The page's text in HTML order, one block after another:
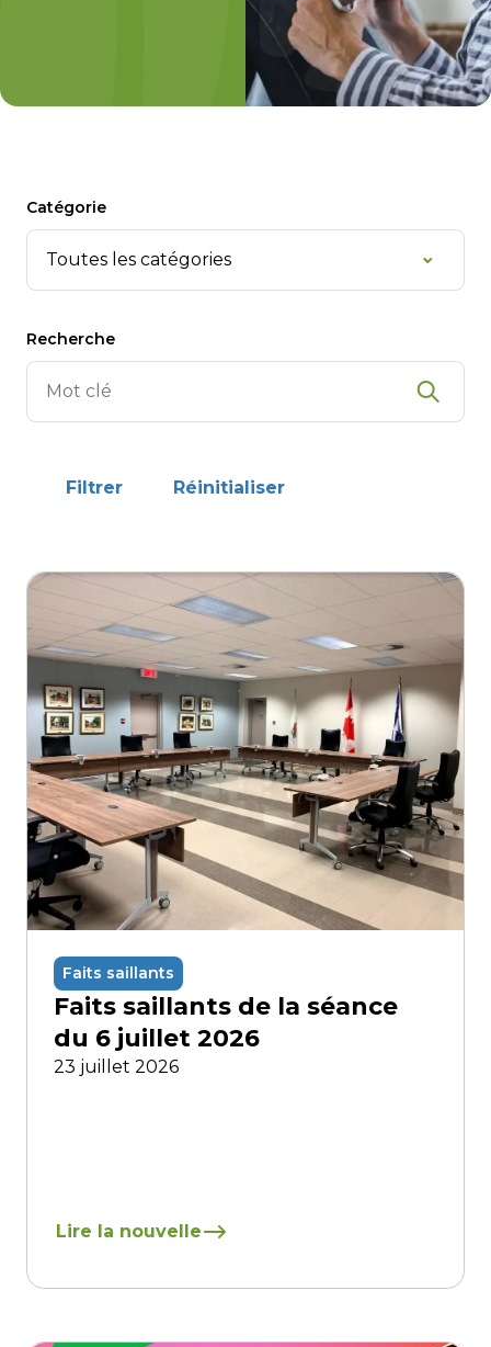
Catégorie
Recherche
Filtrer Réinitialiser
Faits saillants
Faits saillants de la séance
du 6 juillet 2026
23 juillet 2026
En savoir plus